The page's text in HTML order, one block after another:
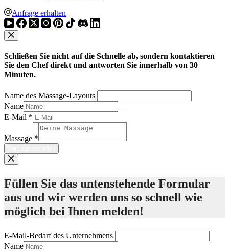
Anfrage erhalten
Schließen Sie nicht auf die Schnelle ab, sondern kontaktieren
Sie den Chef direkt und antworten Sie innerhalb von 30
Minuten.
Name des Massage-Layouts
Name
E-Mail *
Massage *
Füllen Sie das untenstehende Formular
aus und wir werden uns so schnell wie
möglich bei Ihnen melden!
E-Mail-Bedarf des Unternehmens
Name